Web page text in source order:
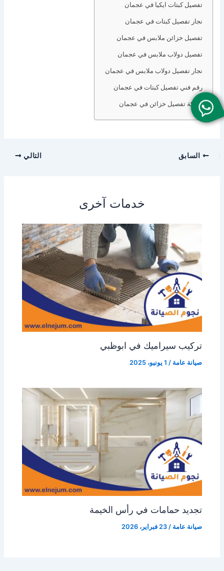
تفصيل كبتات ايكيا في عجمان
نجار تفصيل كبتات في عجمان
تفصيل خزائن ملابس في عجمان
تفصيل دولاب ملابس في عجمان
نجار تفصيل دولاب ملابس في عجمان
رقم فني تفصيل كبتات في عجمان
شركة تفصيل خزائن في عجمان
السابق التالي
خدمات آخرى
تركيب سيراميك في ابوظبي
صيانة عامة / 1 يونيو، 2025
تجديد حمامات في رأس الخيمة
صيانة عامة /23 فبراير، 2026